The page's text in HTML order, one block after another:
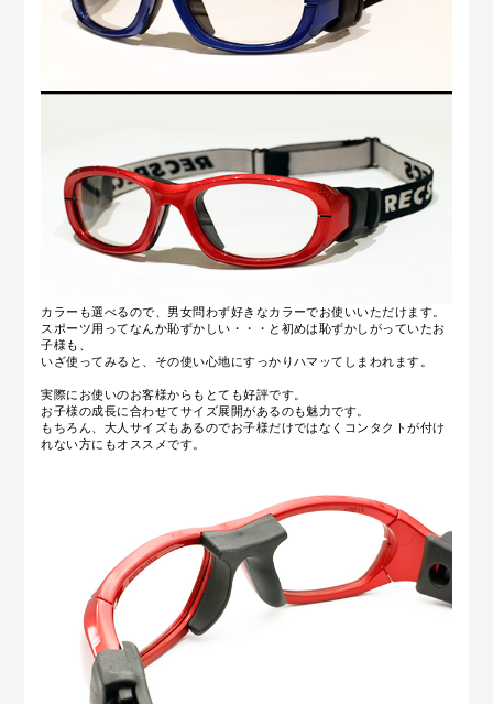
カラーも選べるので、男女問わず好きなカラーでお使いいただけます。
スポーツ用ってなんか恥ずかしい・・・と初めは恥ずかしがっていたお
子様も、
いざ使ってみると、その使い心地にすっかりハマッてしまわれます。
実際にお使いのお客様からもとても好評です。
お子様の成長に合わせてサイズ展開があるのも魅力です。
もちろん、大人サイズもあるのでお子様だけではなくコンタクトが付け
れない方にもオススメです。